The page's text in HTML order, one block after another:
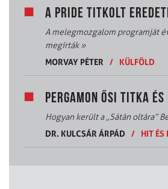
A PRIDE TITKOLT
A melegmozgalom programját
megírták»
MORVAY PÉTER
/ KÜLFÖLD
PERGAMON ŐSI TITKA ÉS
Hogyan került a „Sátán oltára”
DR. KULCSÁR ÁRPÁD
/ HIT ÉS